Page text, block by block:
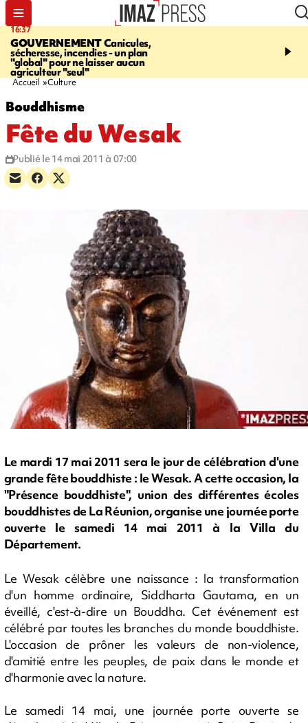
16:37
GOUVERNEMENTCanicules,
sécheresse, incendies - un plan
"global" pour ne laisser aucun
agriculteur "seul"
20:23
interpellé, coprs
Accueil Culture
Bouddhisme
Fête du Wesak
Publié le 14 mai 2011 à 07:00
Le mardi 17 mai 2011 sera le jour de célébration d'une
grande fête bouddhiste : le Wesak. A cette occasion, la
"Présence bouddhiste", union des différentes écoles
bouddhistes de La Réunion, organise une journée porte
ouverte le samedi 14 mai 2011 à la Villa du
Département.
Le Wesak célèbre une naissance : la transformation
d'un homme ordinaire, Siddharta Gautama, en un
éveillé, c'est-à-dire un Bouddha. Cet événement est
célébré par toutes les branches du monde bouddhiste.
L'occasion de prôner les valeurs de non-violence,
d'amitié entre les peuples, de paix dans le monde et
d'harmonie avec la nature.
Le samedi 14 mai, une journée porte ouverte se